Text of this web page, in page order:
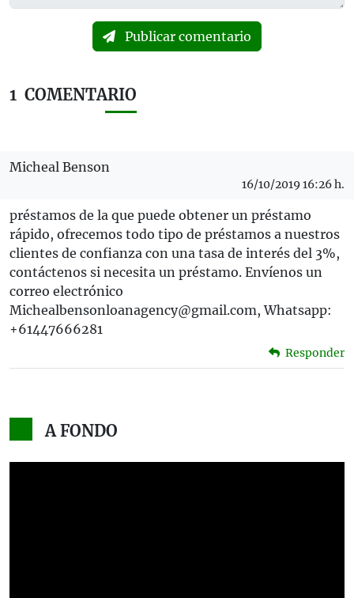
Publicar comentario
1 COMENTARIO
Micheal Benson
16/10/2019 16:26 h.
préstamos de la que puede obtener un préstamo
rápido, ofrecemos todo tipo de préstamos a nuestros
clientes de confianza con una tasa de interés del 3%,
contáctenos si necesita un préstamo. Envíenos un
correo electrónico
Michealbensonloanagency@gmail.com, Whatsapp:
+61447666281
Responder
A FONDO